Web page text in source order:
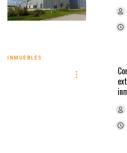
INMUEBLES